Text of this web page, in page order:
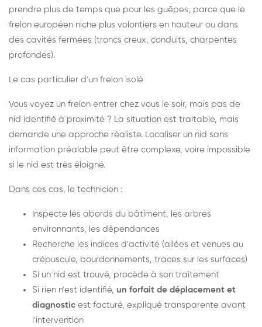
prendre plus de temps que pour les guêpes, parce que le
frelon européen niche plus volontiers en hauteur ou dans
des cavités fermées (troncs creux, conduits, charpentes
profondes).
Le cas particulier d'un frelon isolé
Vous voyez un frelon entrer chez vous le soir, mais pas de
nid identifié à proximité ? La situation est traitable, mais
demande une approche réaliste. Localiser un nid sans
information préalable peut être complexe, voire impossible
si le nid est très éloigné.
Dans ces cas, le technicien :
Inspecte les abords du bâtiment, les arbres
environnants, les dépendances
Recherche les indices d'activité (allées et venues au
crépuscule, bourdonnements, traces sur les surfaces)
Si un nid est trouvé, procède à son traitement
Si rien n'est identifié, un forfait de déplacement et
diagnostic est facturé, expliqué transparente avant
l'intervention